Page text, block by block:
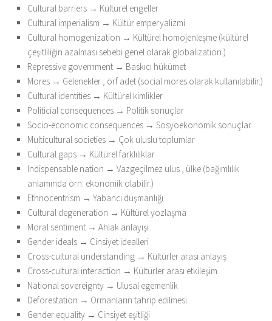
Cultural barriers → Kültürel engeller
Cultural imperialism → Kültür emperyalizmi
Cultural homogenization → Kültürel homojenleşme (kültürel
çeşitliliğin azalması sebebi genel olarak globalization )
Repressive government → Baskıcı hükümet
Mores → Gelenekler , örf adet (social mores olarak kullanılabilir.)
Cultural identities → Kültürel kimlikler
Politicial consequences → Politik sonuçlar
Socio-economic consequences → Sosyoekonomik sonuçlar
Multicultural societies → Çok uluslu toplumlar
Cultural gaps → Kültürel farklılıklar
Indispensable nation → Vazgeçilmez ulus , ülke (bağımlılık
anlamında örn: ekonomik olabilir.)
Ethnocentrism → Yabancı düşmanlığı
Cultural degeneration → Kültürel yozlaşma
Moral sentiment → Ahlak anlayışı
Gender ideals → Cinsiyet idealleri
Cross-cultural understanding → Kültürler arası anlayış
Cross-cultural interaction → Kültürler arası etkileşim
National sovereignty → Ulusal egemenlik
Deforestation → Ormanların tahrip edilmesi
Gender equality → Cinsiyet eşitliği